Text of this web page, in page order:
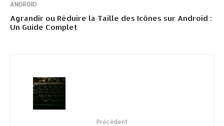
ANDROID
Agrandir ou Réduire la Taille des Icônes sur Android :
Un Guide Complet
Précédent